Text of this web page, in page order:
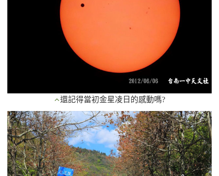
還記得當初金星凌日的感動嗎?